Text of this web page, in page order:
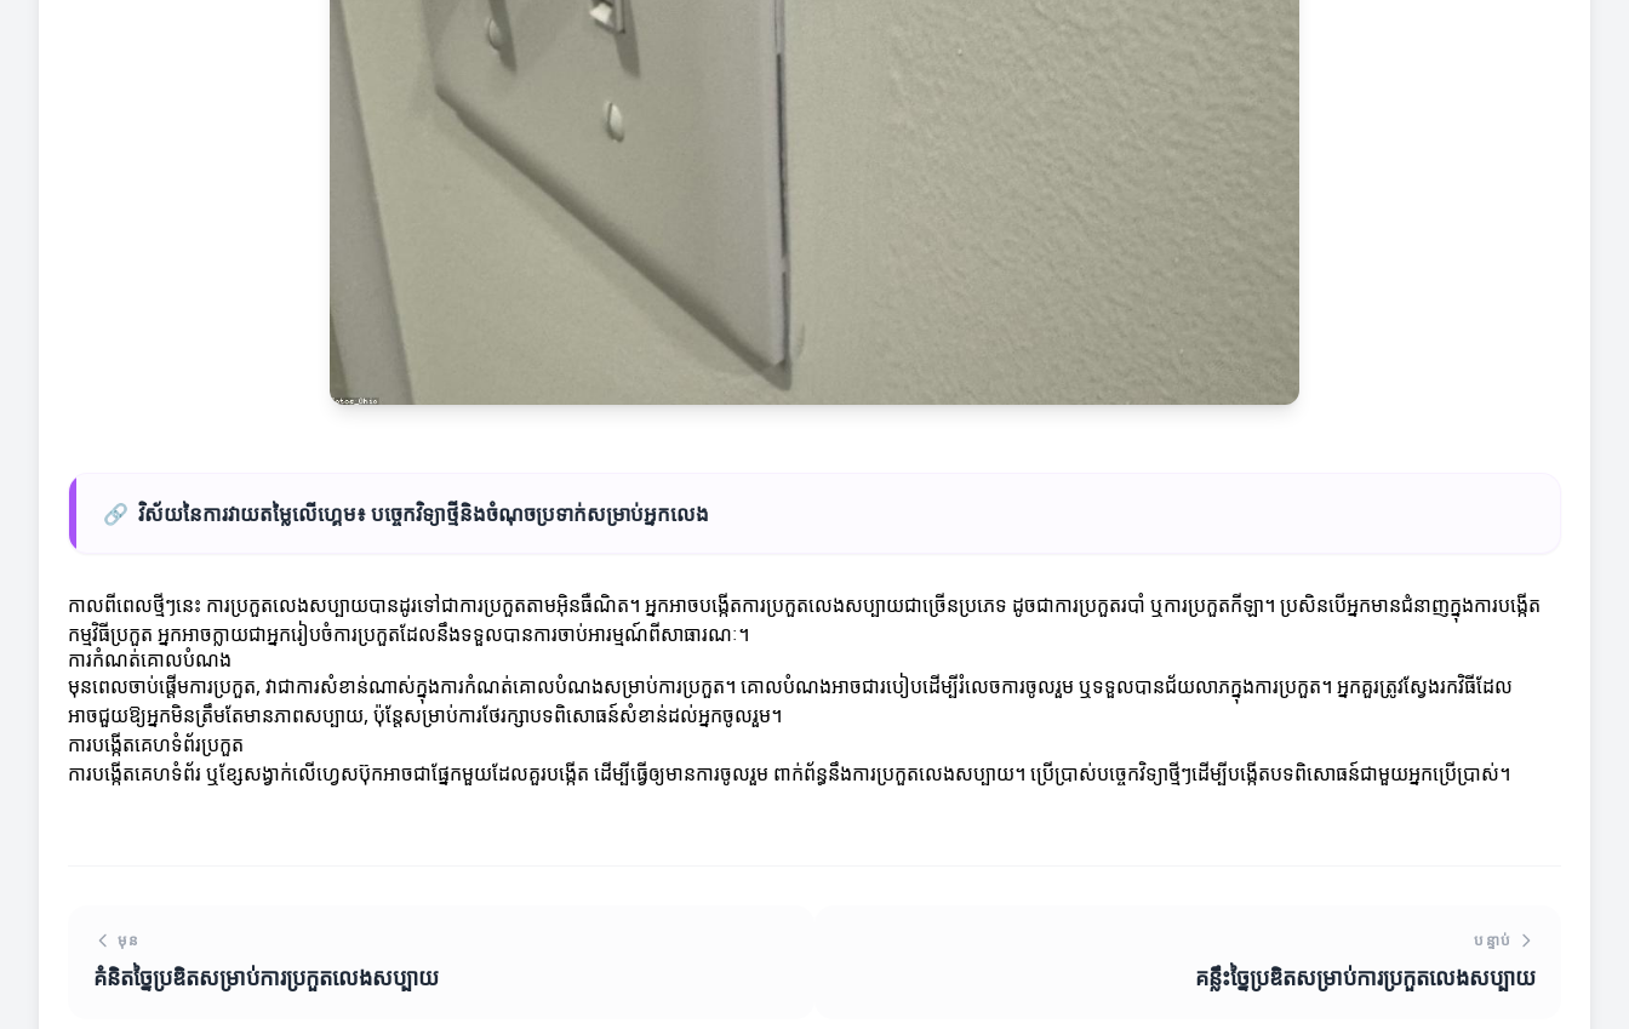
🔗 វិស័យនៃការវាយតម្លៃលើហ្គេម៖ បច្ចេកវិទ្យាថ្មីនិងចំណុចប្រទាក់សម្រាប់អ្នកលេង
កាលពីពេលថ្មីៗនេះ ការប្រកួតលេងសប្បាយបានដូរទៅជាការប្រកួតតាមអ៊ិនធឺណិត។ អ្នកអាចបង្កើតការប្រកួតលេងសប្បាយជាច្រើនប្រភេទ ដូចជាការប្រកួតរបាំ ឬការប្រកួតកីឡា។ ប្រសិនបើអ្នកមានជំនាញក្នុងការបង្កើត
កម្មវិធីប្រកួត អ្នកអាចក្លាយជាអ្នករៀបចំការប្រកួតដែលនឹងទទួលបានការចាប់អារម្មណ៍ពីសាធារណៈ។
ការកំណត់គោលបំណង
មុនពេលចាប់ផ្តើមការប្រកួត, វាជាការសំខាន់ណាស់ក្នុងការកំណត់គោលបំណងសម្រាប់ការប្រកួត។ គោលបំណងអាចជារបៀបដើម្បីរំលេចការចូលរួម ឬទទួលបានជ័យលាភក្នុងការប្រកួត។ អ្នកគួរត្រូវស្វែងរកវិធីដែល
អាចជួយឱ្យអ្នកមិនត្រឹមតែមានភាពសប្បាយ, ប៉ុន្តែសម្រាប់ការថែរក្សាបទពិសោធន៍សំខាន់ដល់អ្នកចូលរួម។
ការបង្កើតគេហទំព័រប្រកួត
ការបង្កើតគេហទំព័រ ឬខ្សែសង្វាក់លើហ្វេសប៊ុកអាចជាផ្នែកមួយដែលគួរបង្កើត ដើម្បីធ្វើឲ្យមានការចូលរួម ពាក់ព័ន្ធនឹងការប្រកួតលេងសប្បាយ។ ប្រើប្រាស់បច្ចេកវិទ្យាថ្មីៗដើម្បីបង្កើតបទពិសោធន៍ជាមួយអ្នកប្រើប្រាស់។
មុន
គំនិតច្នៃប្រឌិតសម្រាប់ការប្រកួតលេងសប្បាយ
បន្ទាប់
គន្លឹះច្នៃប្រឌិតសម្រាប់ការប្រកួតលេងសប្បាយ